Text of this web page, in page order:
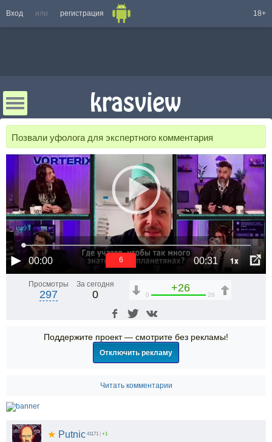
Вход или регистрация 18+
Позвали уфолога для экспертного комментария
00:00 00:31 1x
5
Просмотры
297
За сегодня
0
+26
0 26
Поддержите проект — смотрите без рекламы!
Отключить рекламу
Читать комментарии
★ Putnic 41171 | +1